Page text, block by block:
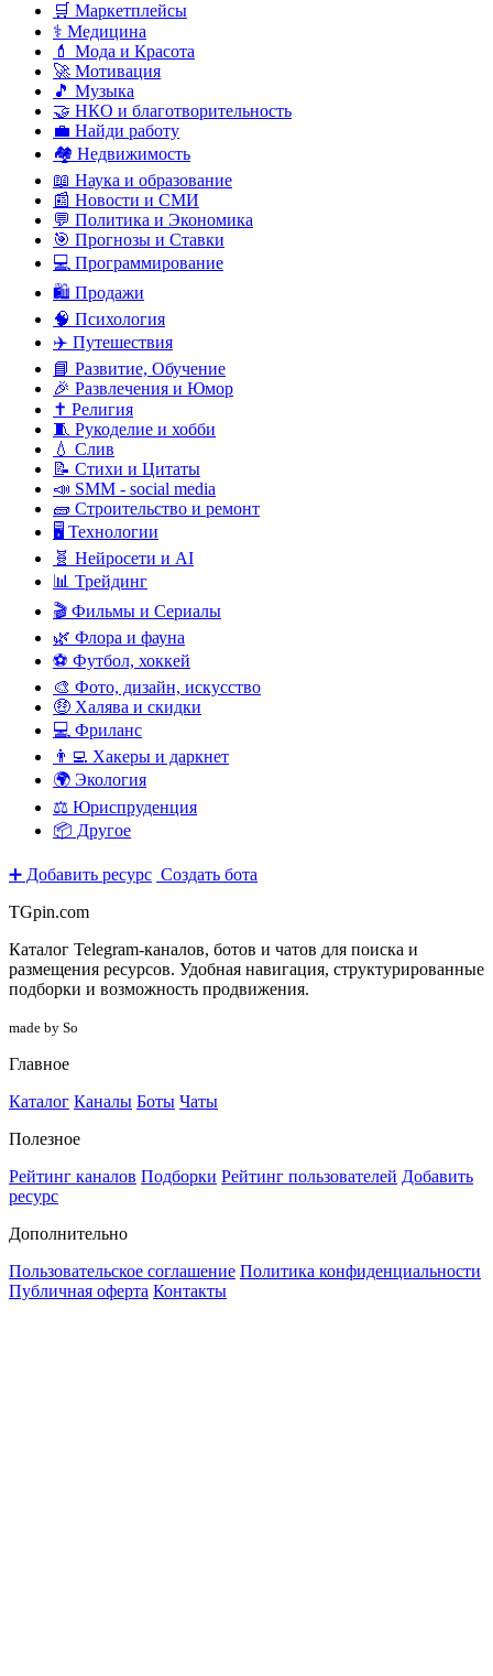
🛒 Маркетплейсы
⚕️ Медицина
💄 Мода и Красота
🚀 Мотивация
🎵 Музыка
🤝 НКО и благотворительность
💼 Найди работу
🏘️ Недвижимость
📖 Наука и образование
📰 Новости и СМИ
💬 Политика и Экономика
🎯 Прогнозы и Ставки
💻 Программирование
🛍️ Продажи
🧠 Психология
✈️ Путешествия
📘 Развитие, Обучение
🎉 Развлечения и Юмор
✝️ Религия
🧵 Рукоделие и хобби
💧 Слив
📝 Стихи и Цитаты
📣 SMM - social media
🧱 Строительство и ремонт
🖥️ Технологии
🧬 Нейросети и AI
📊 Трейдинг
🎬 Фильмы и Сериалы
🌿 Флора и фауна
⚽ Футбол, хоккей
🎨 Фото, дизайн, искусство
🤑 Халява и скидки
💻 Фриланс
👨‍💻 Хакеры и даркнет
🌍 Экология
⚖️ Юриспруденция
📦 Другое
➕ Добавить ресурс Создать бота
TGpin.com
Каталог Telegram-каналов, ботов и чатов для поиска и
размещения ресурсов. Удобная навигация, структурированные
подборки и возможность продвижения.
made by So
Главное
Каталог Каналы Боты Чаты
Полезное
Рейтинг каналов Подборки Рейтинг пользователей Добавить
ресурс
Дополнительно
Пользовательское соглашение Политика конфиденциальности
Публичная оферта Контакты